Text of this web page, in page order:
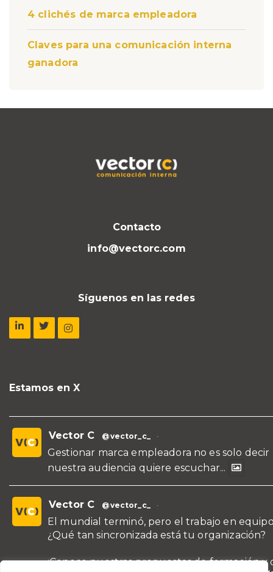
4 clichés de marca empleadora
Claves para una comunicación interna
ganadora
Contacto
info@vectorc.com
Síguenos en las redes
Estamos en X
Vector C @vector_c_ ·
Gestionar marca empleadora no es solo
nuestra audiencia quiere escuchar...
Vector C @vector_c_ ·
El mundial terminó, pero el trabajo en
¿Qué tan sincronizada está tu organización?
¡Conoce nuestras propuestas de formación y